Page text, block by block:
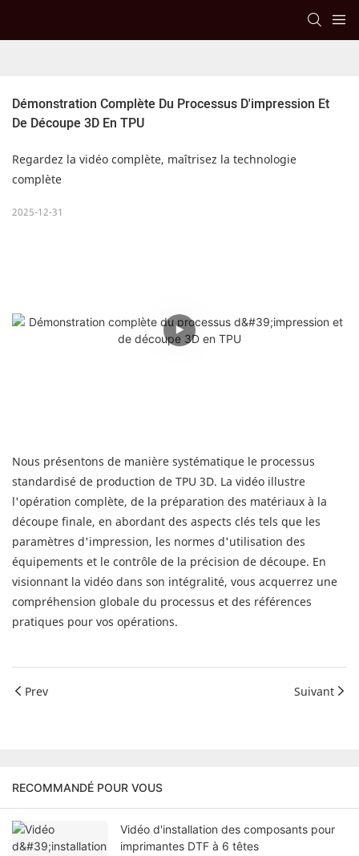
Démonstration Complète Du Processus D'impression Et
De Découpe 3D En TPU
Regardez la vidéo complète, maîtrisez la technologie
complète
2025-12-31
Nous présentons de manière systématique le processus
standardisé de production de TPU 3D. La vidéo illustre
l'opération complète, de la préparation des matériaux à la
découpe finale, en abordant des aspects clés tels que les
paramètres d'impression, les normes d'utilisation des
équipements et le contrôle de la précision de découpe. En
visionnant la vidéo dans son intégralité, vous acquerrez une
compréhension globale du processus et des références
pratiques pour vos opérations.
Prev Suivant
RECOMMANDÉ POUR VOUS
Vidéo d'installation des composants pour
imprimantes DTF à 6 têtes